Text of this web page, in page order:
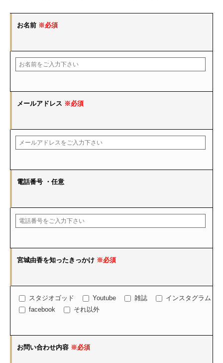
お名前 ※必須
メールアドレス ※必須
電話番号 ・任意
宮城由香を知ったきっかけ ※必須
スタジオゴッド Youtube 雑誌
インスタグラム
facebook
それ以外
お問い合わせ内容 ※必須